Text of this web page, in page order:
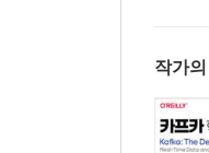
브로커 구
신뢰성 있
시스템 신
작가